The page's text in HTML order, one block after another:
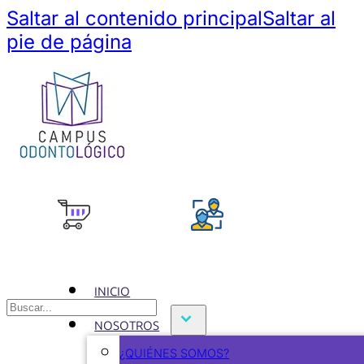
Saltar al contenido principalSaltar al
pie de página
INICIO
NOSOTROS
¿QUIÉNES SOMOS?
Buscar